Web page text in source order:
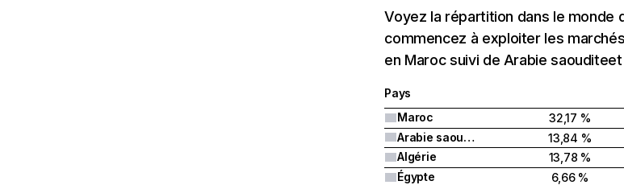
Voyez la répartition dans le
commencez à exploiter les
en Maroc suivi de Arabie
Pays
Maroc
32,17 %
Arabie saoudite
13,84 %
Algérie
13,78 %
Égypte
6,66 %